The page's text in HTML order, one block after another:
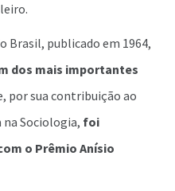
Brasil, publicado em 1964,
dos mais importantes
por sua contribuição ao
Sociologia, foi
o Prêmio Anísio